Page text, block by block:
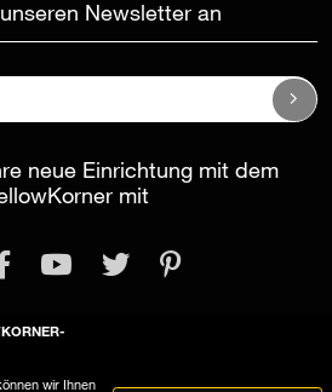
Newsletter an
neue Einrichtung mit dem
mit
Informationen
wir Ihnen